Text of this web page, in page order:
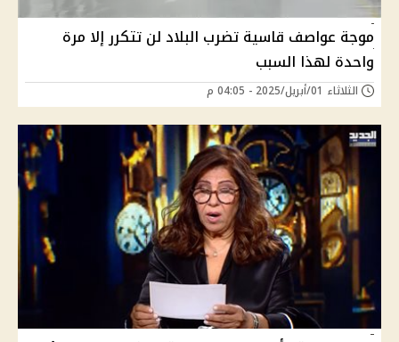
موجة عواصف قاسية تضرب البلاد لن تتكرر إلا مرة
واحدة لهذا السبب
الثلاثاء 01/أبريل/2025 - 04:05 م